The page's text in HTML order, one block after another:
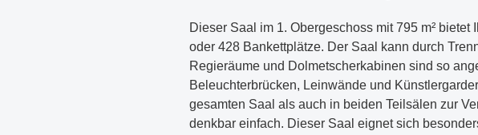
Dieser Saal im 1. Obergeschoss mit 795 m²
oder 428 Bankettplätze. Der Saal kann durch
Regieräume und Dolmetscherkabinen sind so
Beleuchterbrücken, Leinwände und
gesamten Saal als auch in beiden Teilsälen zur
denkbar einfach. Dieser Saal eignet sich